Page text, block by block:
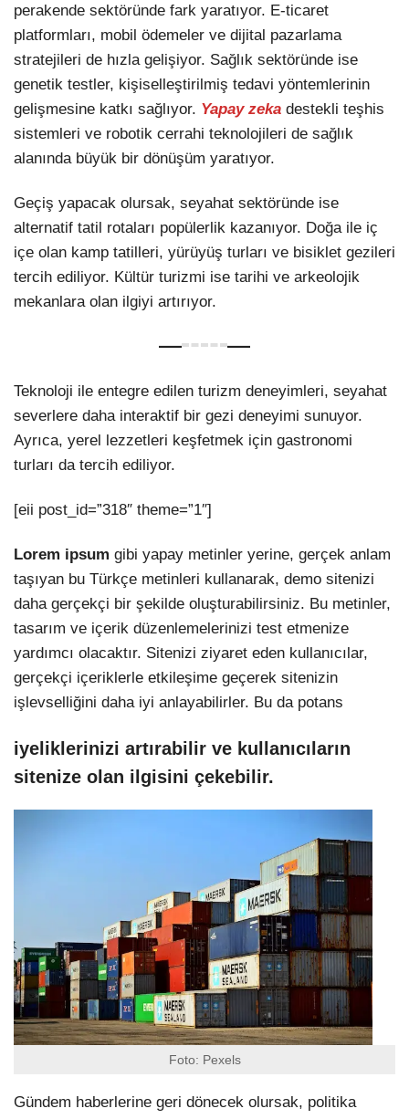
perakende sektöründe fark yaratıyor. E-ticaret
platformları, mobil ödemeler ve dijital pazarlama
stratejileri de hızla gelişiyor. Sağlık sektöründe ise
genetik testler, kişiselleştirilmiş tedavi yöntemlerinin
gelişmesine katkı sağlıyor. Yapay zeka destekli teşhis
sistemleri ve robotik cerrahi teknolojileri de sağlık
alanında büyük bir dönüşüm yaratıyor.
Geçiş yapacak olursak, seyahat sektöründe ise
alternatif tatil rotaları popülerlik kazanıyor. Doğa ile iç
içe olan kamp tatilleri, yürüyüş turları ve bisiklet gezileri
tercih ediliyor. Kültür turizmi ise tarihi ve arkeolojik
mekanlara olan ilgiyi artırıyor.
Teknoloji ile entegre edilen turizm deneyimleri, seyahat
severlere daha interaktif bir gezi deneyimi sunuyor.
Ayrıca, yerel lezzetleri keşfetmek için gastronomi
turları da tercih ediliyor.
[eii post_id=”318″ theme=”1″]
Lorem ipsum gibi yapay metinler yerine, gerçek anlam
taşıyan bu Türkçe metinleri kullanarak, demo sitenizi
daha gerçekçi bir şekilde oluşturabilirsiniz. Bu metinler,
tasarım ve içerik düzenlemelerinizi test etmenize
yardımcı olacaktır. Sitenizi ziyaret eden kullanıcılar,
gerçekçi içeriklerle etkileşime geçerek sitenizin
işlevselliğini daha iyi anlayabilirler. Bu da potans
iyeliklerinizi artırabilir ve kullanıcıların
sitenize olan ilgisini çekebilir.
Foto: Pexels
Gündem haberlerine geri dönecek olursak, politika